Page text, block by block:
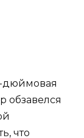
дюймовая
обзавелся
что